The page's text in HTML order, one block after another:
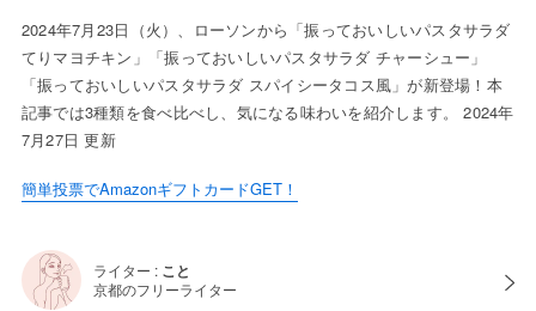
2024年7月23日（火）、ローソンから「振っておいしいパスタサラダ
てりマヨチキン」「振っておいしいパスタサラダ チャーシュー」
「振っておいしいパスタサラダ スパイシータコス風」が新登場！本
記事では3種類を食べ比べし、気になる味わいを紹介します。 2024年
7月27日 更新
簡単投票でAmazonギフトカードGET！
ライター : こと
京都のフリーライター